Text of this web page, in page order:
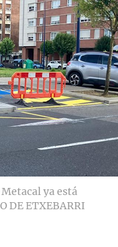
ya está
DE ETXEBARRI